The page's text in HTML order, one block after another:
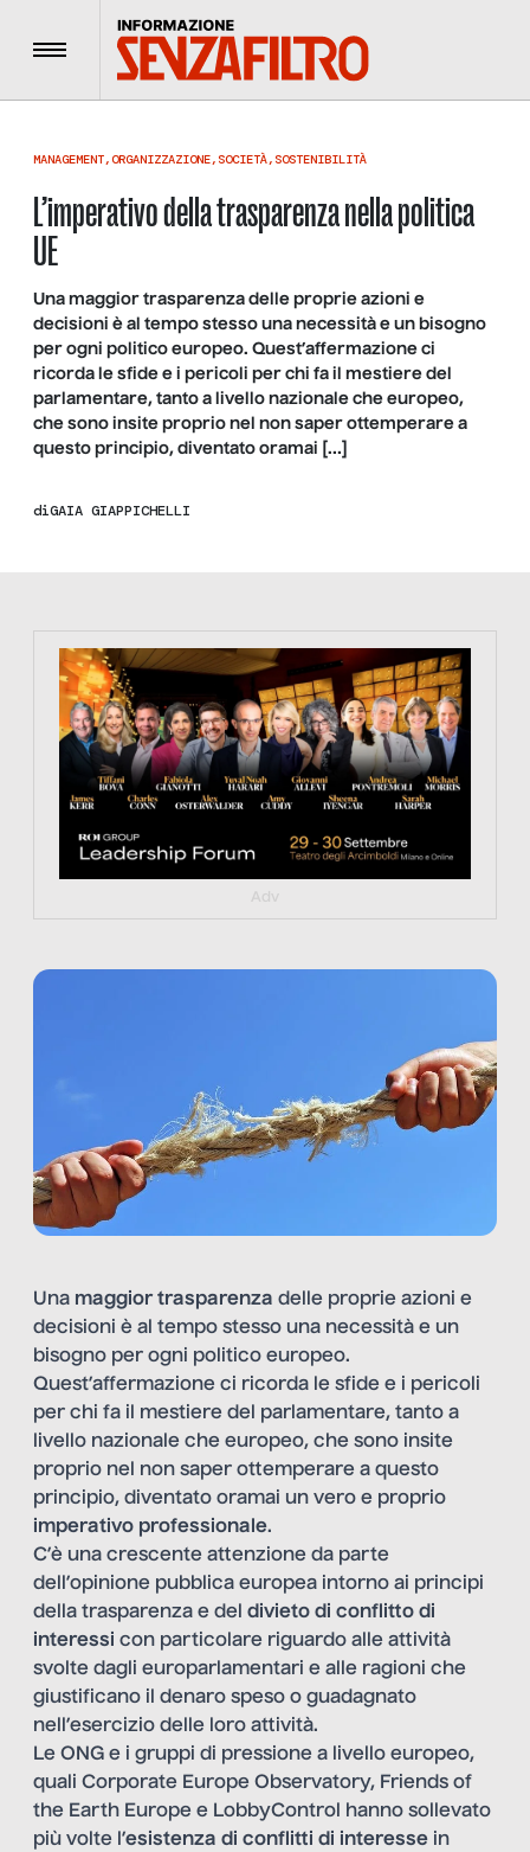
Menu
MANAGEMENT,ORGANIZZAZIONE, SOCIETÀ, SOSTENIBILITÀ
L’imperativo della trasparenza nella politica
UE
Una maggior trasparenza delle proprie azioni e
decisioni è al tempo stesso una necessità e un bisogno
per ogni politico europeo. Quest’affermazione ci
ricorda le sfide e i pericoli per chi fa il mestiere del
parlamentare, tanto a livello nazionale che europeo,
che sono insite proprio nel non saper ottemperare a
questo principio, diventato oramai […]
diGAIA GIAPPICHELLI
https://tinyurl.com/363fvfm9
Adv
Una maggior trasparenza delle proprie azioni e
decisioni è al tempo stesso una necessità e un
bisogno per ogni politico europeo.
Quest’affermazione ci ricorda le sfide e i pericoli
per chi fa il mestiere del parlamentare, tanto a
livello nazionale che europeo, che sono insite
proprio nel non saper ottemperare a questo
principio, diventato oramai un vero e proprio
imperativo professionale.
C’è una crescente attenzione da parte
dell’opinione pubblica europea intorno ai principi
della trasparenza e del divieto di conflitto di
interessi con particolare riguardo alle attività
svolte dagli europarlamentari e alle ragioni che
giustificano il denaro speso o guadagnato
nell’esercizio delle loro attività.
Le ONG e i gruppi di pressione a livello europeo,
quali Corporate Europe Observatory, Friends of
the Earth Europe e LobbyControl hanno sollevato
più volte l’esistenza di conflitti di interesse in